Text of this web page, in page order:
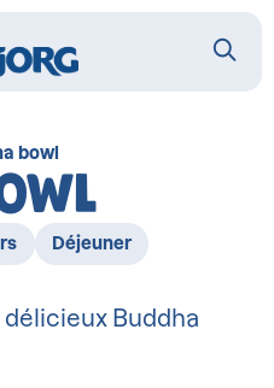
bowl
Déjeuner
délicieux Buddha